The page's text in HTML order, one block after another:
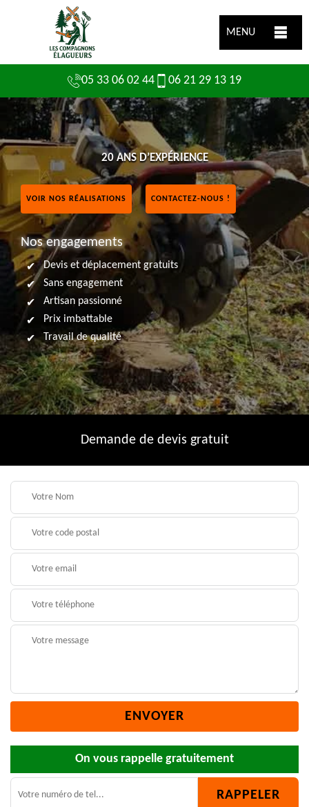
MENU
05 33 06 02 44 06 21 29 13 19
20 ANS D’EXPÉRIENCE
VOIR NOS RÉALISATIONS CONTACTEZ-NOUS !
Nos engagements
Devis et déplacement gratuits
Sans engagement
Artisan passionné
Prix imbattable
Travail de qualité
Demande de devis gratuit
On vous rappelle gratuitement